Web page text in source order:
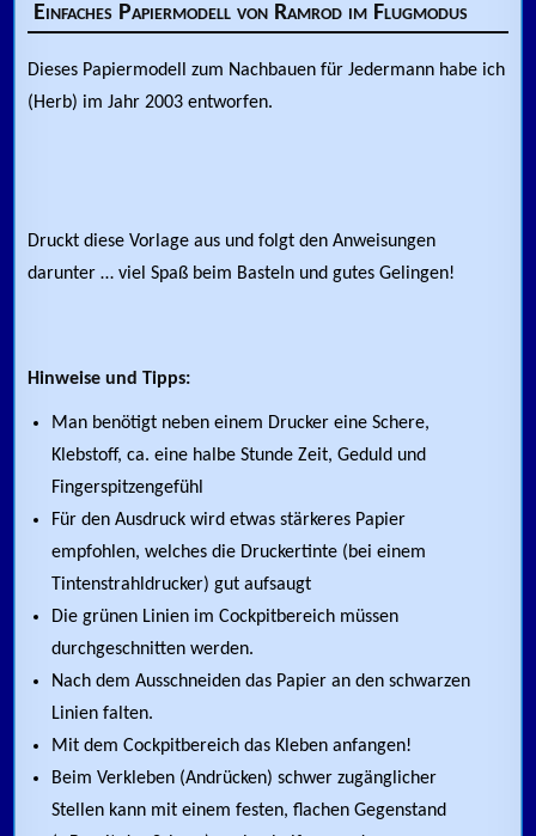
Einfaches Papiermodell von Ramrod im Flugmodus
Dieses Papiermodell zum Nachbauen für Jedermann habe ich
(Herb) im Jahr 2003 entworfen.
Druckt diese Vorlage aus und folgt den Anweisungen
darunter … viel Spaß beim Basteln und gutes Gelingen!
Hinweise und Tipps:
Man benötigt neben einem Drucker eine Schere,
Klebstoff, ca. eine halbe Stunde Zeit, Geduld und
Fingerspitzengefühl
Für den Ausdruck wird etwas stärkeres Papier
empfohlen, welches die Druckertinte (bei einem
Tintenstrahldrucker) gut aufsaugt
Die grünen Linien im Cockpitbereich müssen
durchgeschnitten werden.
Nach dem Ausschneiden das Papier an den schwarzen
Linien falten.
Mit dem Cockpitbereich das Kleben anfangen!
Beim Verkleben (Andrücken) schwer zugänglicher
Stellen kann mit einem festen, flachen Gegenstand